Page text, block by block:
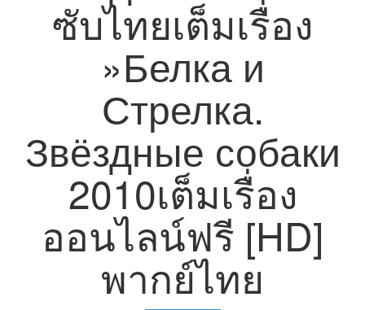
ซับไทยเต็มเรื่อง
»Белка и
Стрелка.
Звёздные собаки
2010เต็มเรื่อง
ออนไลน์ฟรี [HD]
พากย์ไทย